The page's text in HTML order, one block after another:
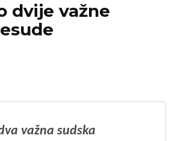
dvije važne
važna sudska